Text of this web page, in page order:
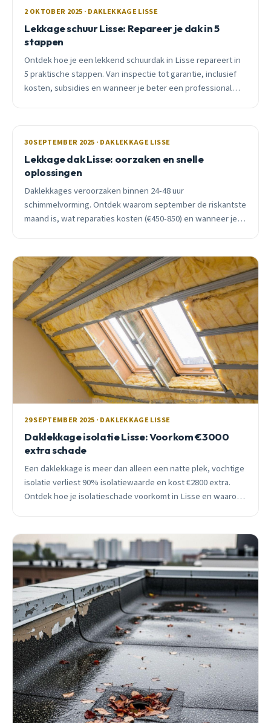
2 OKTOBER 2025 · DAKLEKKAGE LISSE
Lekkage schuur Lisse: Repareer je dak in 5
stappen
Ontdek hoe je een lekkend schuurdak in Lisse repareert in
5 praktische stappen. Van inspectie tot garantie, inclusief
kosten, subsidies en wanneer je beter een professional
30 SEPTEMBER 2025 · DAKLEKKAGE LISSE
Lekkage dak Lisse: oorzaken en snelle
oplossingen
Daklekkages veroorzaken binnen 24-48 uur
schimmelvorming. Ontdek waarom september de riskantste
maand is, wat reparaties kosten (€450-850) en wanneer je
29 SEPTEMBER 2025 · DAKLEKKAGE LISSE
Daklekkage isolatie Lisse: Voorkom €3000
extra schade
Een daklekkage is meer dan alleen een natte plek, vochtige
isolatie verliest 90% isolatiewaarde en kost €2800 extra.
Ontdek hoe je isolatieschade voorkomt in Lisse en waarom